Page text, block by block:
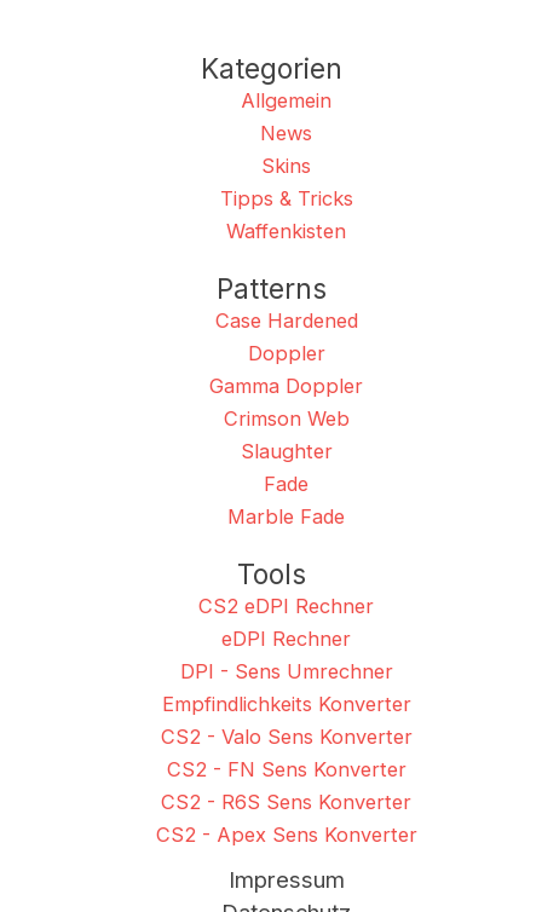
Kategorien
Allgemein
News
Skins
Tipps & Tricks
Waffenkisten
Patterns
Case Hardened
Doppler
Gamma Doppler
Crimson Web
Slaughter
Fade
Marble Fade
Tools
CS2 eDPI Rechner
eDPI Rechner
DPI - Sens Umrechner
Empfindlichkeits Konverter
CS2 - Valo Sens Konverter
CS2 - FN Sens Konverter
CS2 - R6S Sens Konverter
CS2 - Apex Sens Konverter
Impressum